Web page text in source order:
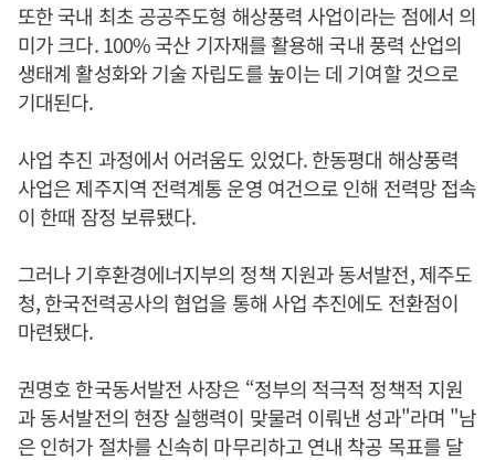
또한 국내 최초 공공주도형 해상풍력 사업이라는 점에서 의
미가 크다. 100% 국산 기자재를 활용해 국내 풍력 산업의
생태계 활성화와 기술 자립도를 높이는 데 기여할 것으로
기대된다.
사업 추진 과정에서 어려움도 있었다. 한동평대 해상풍력
사업은 제주지역 전력계통 운영 여건으로 인해 전력망 접속
이 한때 잠정 보류됐다.
그러나 기후환경에너지부의 정책 지원과 동서발전, 제주도
청, 한국전력공사의 협업을 통해 사업 추진에도 전환점이
마련됐다.
권명호 한국동서발전 사장은 “정부의 적극적 정책적 지원
과 동서발전의 현장 실행력이 맞물려 이뤄낸 성과"라며 "남
은 인허가 절차를 신속히 마무리하고 연내 착공 목표를 달